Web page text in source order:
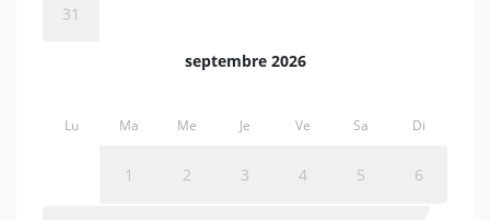
31
septembre 2026
Lu Ma Me Je Ve Sa Di
1 2 3 4 5 6